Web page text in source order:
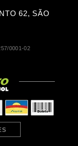
62, SÃO
0001-02